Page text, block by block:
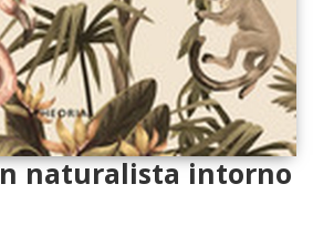
naturalista intorno